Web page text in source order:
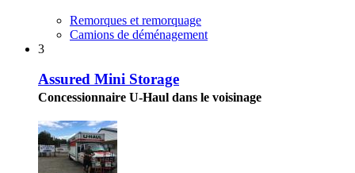
Remorques et remorquage
Camions de déménagement
3
Assured Mini Storage
Concessionnaire U-Haul dans le voisinage